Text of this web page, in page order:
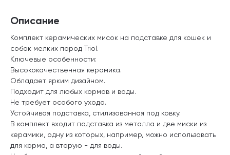
Описание
Комплект керамических мисок на подставке для кошек и
собак мелких пород Triol.
Ключевые особенности:
Высококачественная керамика.
Обладает ярким дизайном.
Подходит для любых кормов и воды.
Не требует особого ухода.
Устойчивая подставка, стилизованная под ковку.
В комплект входит подставка из металла и две миски из
керамики, одну из которых, например, можно использовать
для корма, а вторую - для воды.